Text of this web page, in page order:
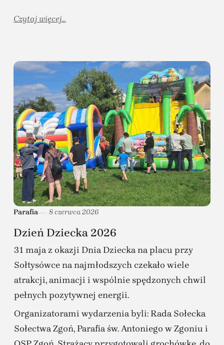
Czytaj więcej...
Parafia 8 czerwca 2026
Dzień Dziecka 2026
31 maja z okazji Dnia Dziecka na placu przy
Sołtysówce na najmłodszych czekało wiele
atrakcji, animacji i wspólnie spędzonych chwil
pełnych pozytywnej energii.
Organizatorami wydarzenia byli: Rada Sołecka
Sołectwa Zgoń, Parafia św. Antoniego w Zgoniu i